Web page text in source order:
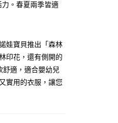
。春夏兩季皆適
娃寶貝推出「森林
印花，還有側開的
舒適，適合嬰幼兒
實用的衣服，讓您